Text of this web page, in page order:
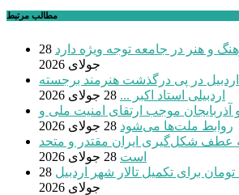
مطالب مرتبط
و هنر در جامعه توجه ویژه دارد 28
جولای 2026
اردبیل در پی درگذشت هنرمند برجسته
اردبیلی استاد اکبر ... 28 جولای 2026
و آذربایجان موجب ارتقای امنیت ملی و
روابط ملت‌ها می‌شود 28 جولای 2026
عطف شکل‌گیری ایران مقتدر و متحد
است 28 جولای 2026
28
جولای 2026